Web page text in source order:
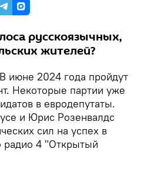
русскоязычных,
жителей?
В июне 2024 года пройдут
Некоторые партии уже
в евродепутаты.
и Юрис Розенвалдс
сил на успех в
радио 4 "Открытый